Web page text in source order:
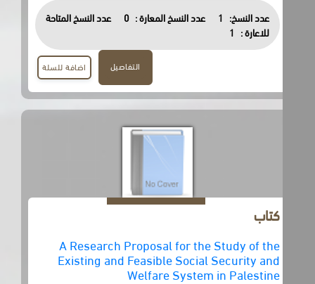
عدد النسخ: 1 عدد النسخ المعارة : 0
عدد النسخ المتاحة
للاعارة :
1
اضافة للسلة
A Research Proposal for the Study of the
Existing and Feasible Social Security and
Welfare System in Palestine